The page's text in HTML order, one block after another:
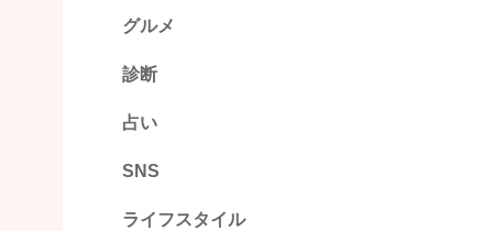
ネイル
グルメ
診断
診断
占い
心理テスト
SNS
ライフスタイル